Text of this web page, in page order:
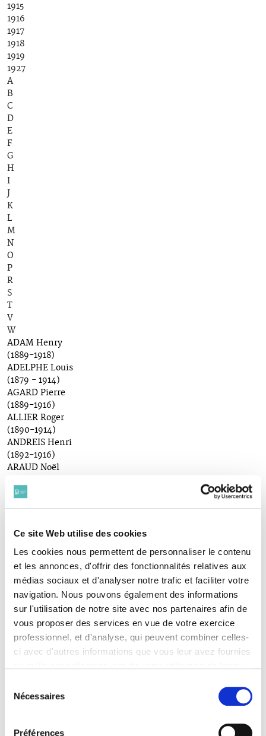
Ce site Web utilise des cookies
Les cookies nous permettent de personnaliser le contenu
et les annonces, d'offrir des fonctionnalités relatives aux
médias sociaux et d'analyser notre trafic et faciliter votre
navigation. Nous pouvons également des informations
sur l'utilisation de notre site avec nos partenaires afin de
vous proposer des services en vue de votre exercice
professionnel, et d'analyse, qui peuvent combiner celles-
ci avec d'autres informations que vous leur avez fournies
continuez à utiliser notre site Web.
Pour en savoir plus sur notre politique de traitement,
Nécessaires
Préférences
1915
1916
1917
1918
1919
1927
A
B
C
D
E
F
G
H
I
J
K
L
M
N
O
P
R
S
T
V
W
ADAM Henry
(1889-1918)
ADELPHE Louis
(1879 - 1914)
AGARD Pierre
(1889-1916)
ALLIER Roger
(1890-1914)
ANDREIS Henri
(1892-1916)
ARAUD Noël
ARBOUX Michel
(1878 - 1915)
(1876-1916)
BAISSIN Pierre
(1892-1917)
BARTH Jacques
(1887-1914)
(1873-1919)
BECK Léon
(1887-1917)
BÉNAC Jean
(1881-1916)